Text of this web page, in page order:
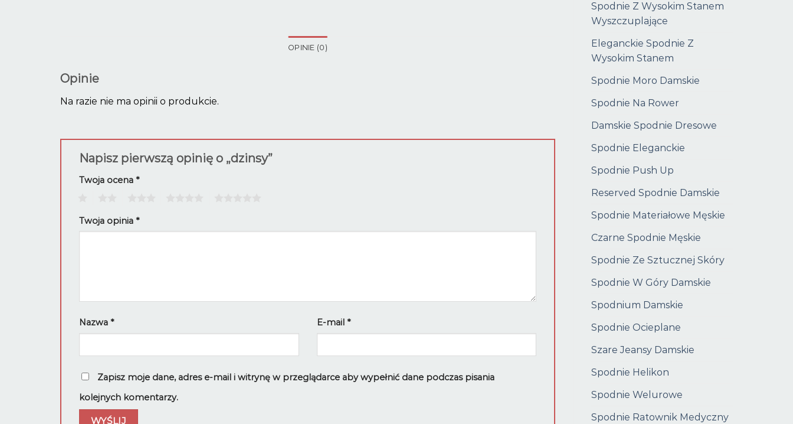
Spodnie Z Wysokim Stanem
Wyszczuplające
Eleganckie Spodnie Z
Wysokim Stanem
Spodnie Moro Damskie
Spodnie Na Rower
Damskie Spodnie Dresowe
Spodnie Eleganckie
Spodnie Push Up
Reserved Spodnie Damskie
Spodnie Materiałowe Męskie
Czarne Spodnie Męskie
Spodnie Ze Sztucznej Skóry
Spodnie W Góry Damskie
Spodnium Damskie
Spodnie Ocieplane
Szare Jeansy Damskie
Spodnie Helikon
Spodnie Welurowe
Spodnie Ratownik Medyczny
OPINIE (0)
Opinie
Na razie nie ma opinii o produkcie.
Napisz pierwszą opinię o „dzinsy”
Twoja ocena *
Twoja opinia *
Nazwa * E-mail *
Zapisz moje dane, adres e-mail i witrynę w przeglądarce aby wypełnić dane podczas pisania
kolejnych komentarzy.